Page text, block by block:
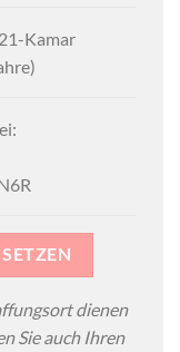
Kamar
dienen
Sie auch Ihren